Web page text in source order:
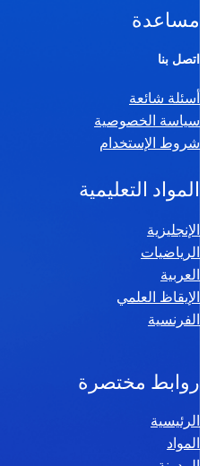
مساعدة
اتصل بنا
أسئلة شائعة
سياسة الخصوصية
شروط الإستخدام
المواد التعليمية
الإنجليزية
الرياضيات
العربية
الإيقاظ العلمي
الفرنسية
روابط مختصرة
الرئيسية
المواد